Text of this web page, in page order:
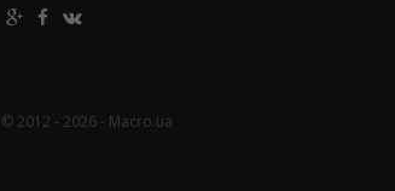
© 2012 - 2026 - Macro.ua